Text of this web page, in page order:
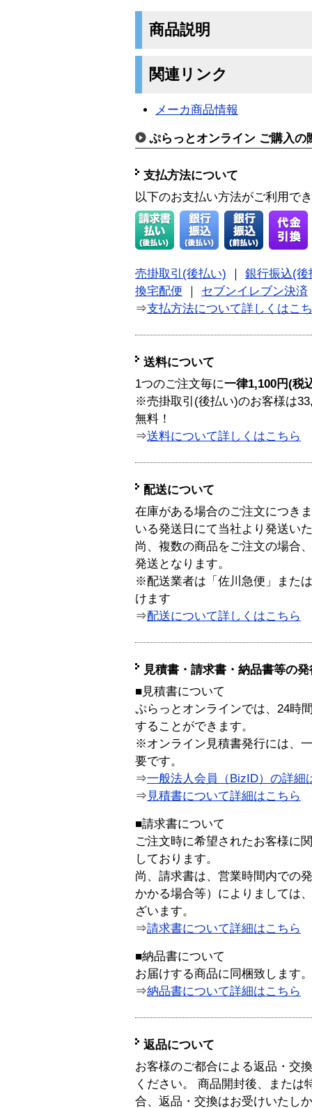
商品説明
関連リンク
メーカ商品情報
ぷらっとオンライン ご購入の
支払方法について
以下のお支払い方法がご利用で
売掛取引(後払い)
銀行振込(後
換宅配便
セブンイレブン決済
⇒支払方法について詳しくはこ
送料について
1つのご注文毎に一律1,100円(税
※売掛取引(後払い)のお客様は
無料！
⇒送料について詳しくはこちら
配送について
在庫がある場合のご注文につき
いる発送日にて当社より発送い
尚、複数の商品をご注文の場合
発送となります。
※配送業者は「佐川急便」また
けます
⇒配送について詳しくはこちら
見積書・請求書・納品書等の
■見積書について
ぷらっとオンラインでは、24時
することができます。
※オンライン見積書発行には、
要です。
⇒一般法人会員（BizID）の詳細
⇒ 見積書について詳細はこちら
■請求書について
ご注文時に希望されたお客様に
しております。
尚、請求書は、営業時間内での
かかる場合等）によりましては
ざいます。
⇒請求書について詳細はこちら
■納品書について
お届けする商品に同梱致します。
⇒納品書について詳細はこちら
返品について
お客様のご都合による返品・交
ください。 商品開封後、または
合、返品・交換はお受けいたし